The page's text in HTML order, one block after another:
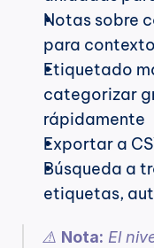
Notas sobre
para
Etiquetado
categorizar
rápidamente
Exportar a
Búsqueda a
etiquetas,
⚠️ Nota: El